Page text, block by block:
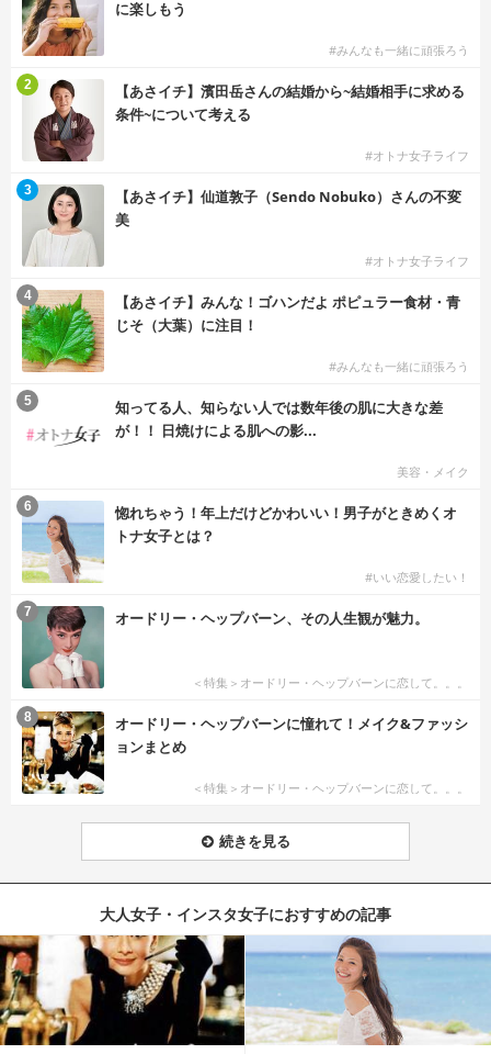
に楽しもう
#みんなも一緒に頑張ろう
【あさイチ】濱田岳さんの結婚から~結婚相手に求める
条件~について考える
#オトナ女子ライフ
2
【あさイチ】仙道敦子（Sendo Nobuko）さんの不変
美
#オトナ女子ライフ
3
【あさイチ】みんな！ゴハンだよ ポピュラー食材・青
じそ（大葉）に注目！
#みんなも一緒に頑張ろう
4
知ってる人、知らない人では数年後の肌に大きな差
が！！ 日焼けによる肌への影...
美容・メイク
5
惚れちゃう！年上だけどかわいい！男子がときめくオ
トナ女子とは？
#いい恋愛したい！
6
オードリー・ヘップバーン、その人生観が魅力。
＜特集＞オードリー・ヘップバーンに恋して。。。
7
オードリー・ヘップバーンに憧れて！メイク&ファッシ
ョンまとめ
＜特集＞オードリー・ヘップバーンに恋して。。。
8
続きを見る
大人女子・インスタ女子におすすめの記事